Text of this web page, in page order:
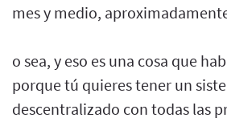
mes y medio,
o sea, y eso es una cosa que
porque tú quieres tener un
descentralizado con todas las